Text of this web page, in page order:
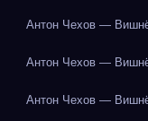
Антон Чехов —
Антон Чехов —
Антон Чехов —